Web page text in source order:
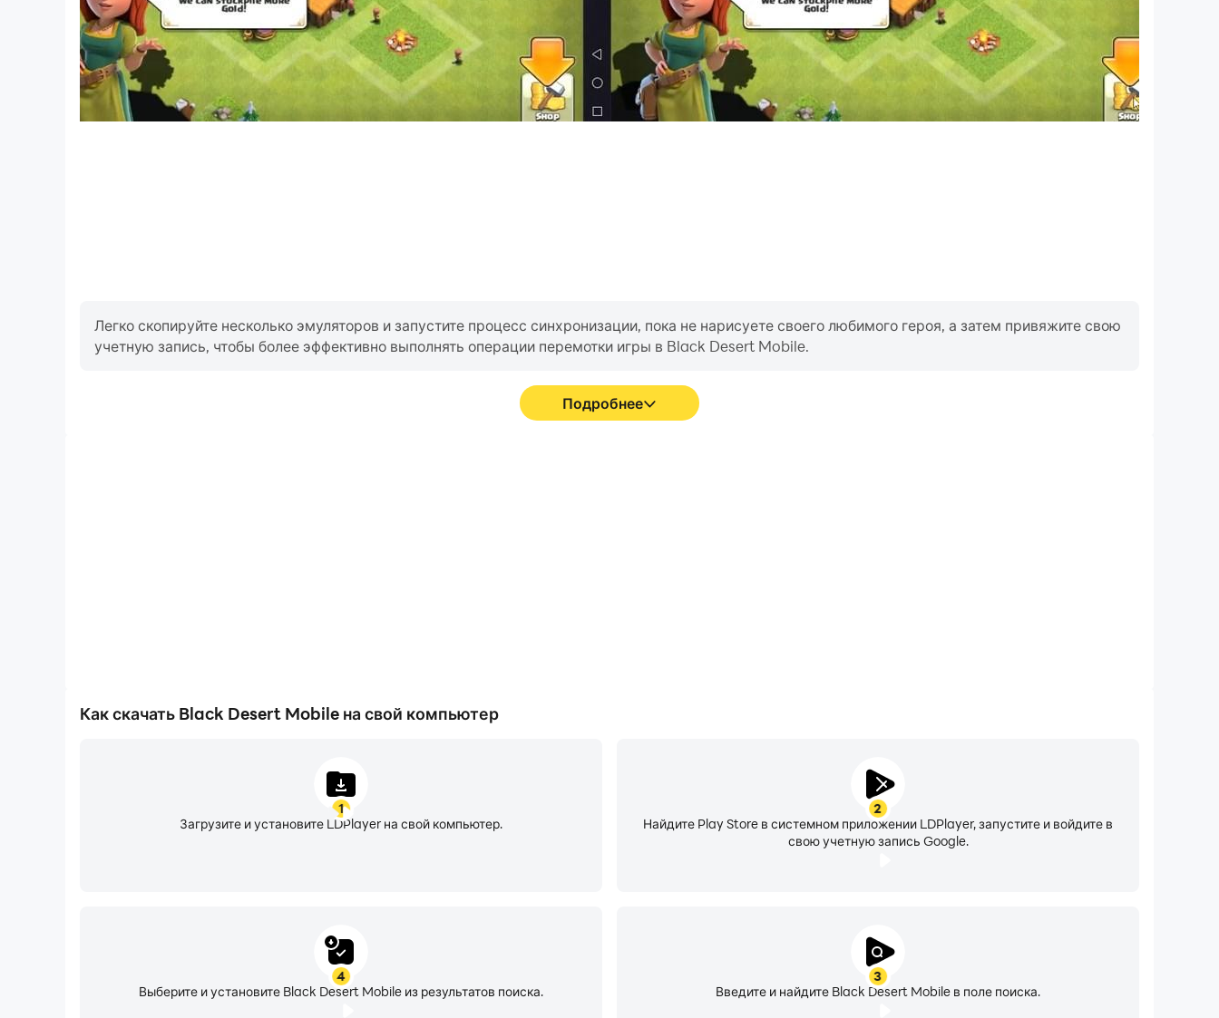
Легко скопируйте несколько эмуляторов и запустите процесс синхронизации, пока не нарисуете своего любимого героя, а затем привяжите свою
учетную запись, чтобы более эффективно выполнять операции перемотки игры в Black Desert Mobile.
Подробнее
Как скачать Black Desert Mobile на свой компьютер
1
Загрузите и установите LDPlayer на свой компьютер.
2
Найдите Play Store в системном приложении LDPlayer, запустите и войдите в
свою учетную запись Google.
3
Введите и найдите Black Desert Mobile в поле поиска.
4
Выберите и установите Black Desert Mobile из результатов поиска.